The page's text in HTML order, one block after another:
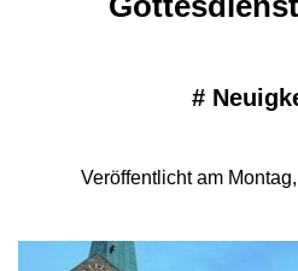
#
Veröffentlicht am